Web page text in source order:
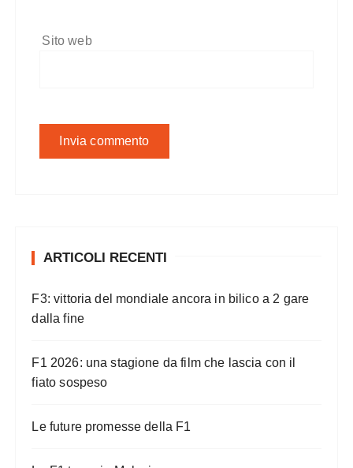
Sito web
ARTICOLI RECENTI
F3: vittoria del mondiale ancora in bilico a 2 gare
dalla fine
F1 2026: una stagione da film che lascia con il
fiato sospeso
Le future promesse della F1